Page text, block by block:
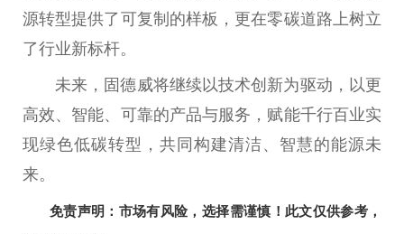
源转型提供了可复制的样板，更在零碳道路上树立
了行业新标杆。
未来，固德威将继续以技术创新为驱动，以更
高效、智能、可靠的产品与服务，赋能千行百业实
现绿色低碳转型，共同构建清洁、智慧的能源未
来。
免责声明：市场有风险，选择需谨慎！此文仅供参考，